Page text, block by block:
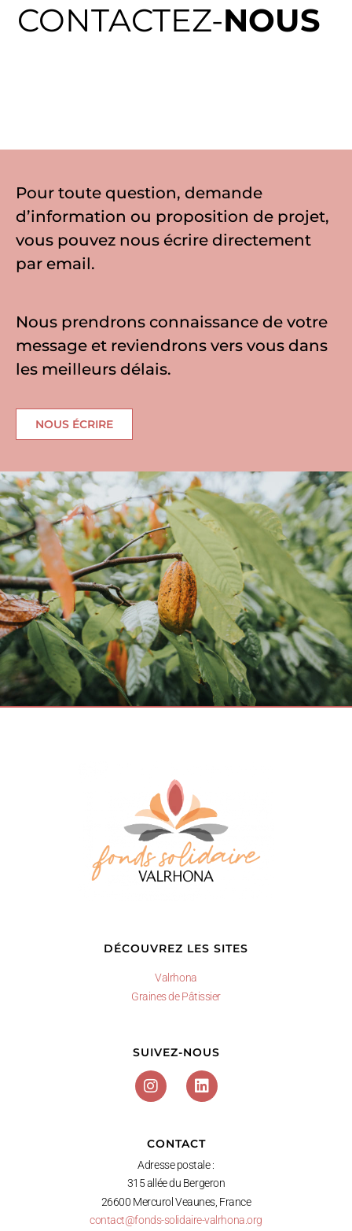
CONTACTEZ-NOUS
Pour toute question, demande
d’information ou proposition de projet,
vous pouvez nous écrire directement
par email.
Nous prendrons connaissance de votre
message et reviendrons vers vous dans
les meilleurs délais.
NOUS ÉCRIRE
DÉCOUVREZ LES SITES
Valrhona
Graines de Pâtissier
SUIVEZ-NOUS
CONTACT
Adresse postale :
315 allée du Bergeron
26600 Mercurol Veaunes, France
contact@fonds-solidaire-valrhona.org